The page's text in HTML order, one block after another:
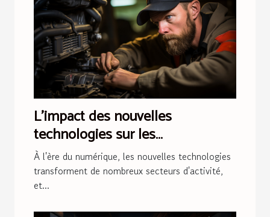
L'impact des nouvelles
technologies sur les
interventions de plomberie
d'urgence
À l'ère du numérique, les nouvelles technologies
transforment de nombreux secteurs d'activité,
et...